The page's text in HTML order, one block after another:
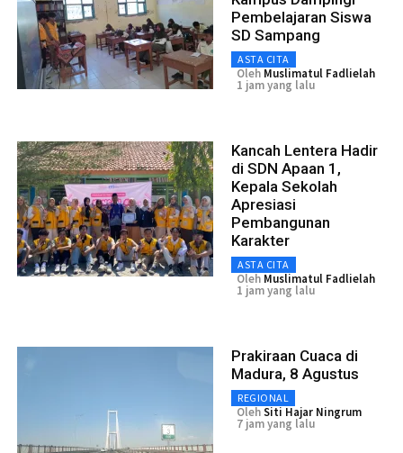
Pembelajaran Siswa
SD Sampang
ASTA CITA
Oleh Muslimatul Fadlielah
1 jam yang lalu
Kancah Lentera Hadir
di SDN Apaan 1,
Kepala Sekolah
Apresiasi
Pembangunan
Karakter
ASTA CITA
Oleh Muslimatul Fadlielah
1 jam yang lalu
Prakiraan Cuaca di
Madura, 8 Agustus
REGIONAL
OlehSiti Hajar Ningrum
7 jam yang lalu